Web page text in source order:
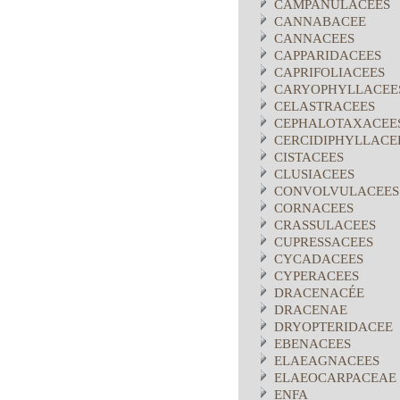
CAMPANULACEES
CANNABACEE
CANNACEES
CAPPARIDACEES
CAPRIFOLIACEES
CELASTRACEES
CISTACEES
CLUSIACEES
CONVOLVULACEES
CORNACEES
CRASSULACEES
CUPRESSACEES
CYCADACEES
CYPERACEES
DRACENACÉE
DRACENAE
DRYOPTERIDACEE
EBENACEES
ELAEAGNACEES
ELAEOCARPACEAE
ENFA